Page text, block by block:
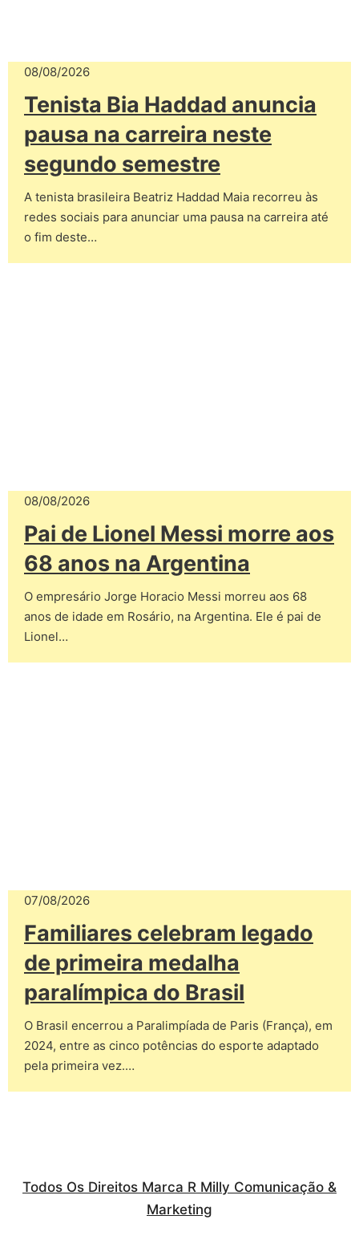
08/08/2026
Tenista Bia Haddad anuncia
pausa na carreira neste
segundo semestre
A tenista brasileira Beatriz Haddad Maia recorreu às
redes sociais para anunciar uma pausa na carreira até
o fim deste…
08/08/2026
Pai de Lionel Messi morre aos
68 anos na Argentina
O empresário Jorge Horacio Messi morreu aos 68
anos de idade em Rosário, na Argentina. Ele é pai de
Lionel…
07/08/2026
Familiares celebram legado
de primeira medalha
paralímpica do Brasil
O Brasil encerrou a Paralimpíada de Paris (França), em
2024, entre as cinco potências do esporte adaptado
pela primeira vez.…
Todos Os Direitos Marca R Milly Comunicação &
Marketing